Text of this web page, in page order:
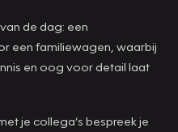
de dag: een
een familiewagen, waarbij
en oog voor detail laat
je collega’s bespreek je